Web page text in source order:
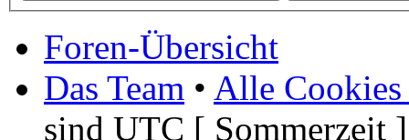
Foren-Übersicht
Das Team • Alle Cookies
sind UTC [ Sommerzeit ]